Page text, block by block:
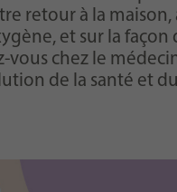
retour à la maison,
et sur la façon
vous chez le
de la santé et du